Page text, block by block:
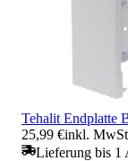
Tehalit Endplatte
25,99 €inkl.
Lieferung bis 1